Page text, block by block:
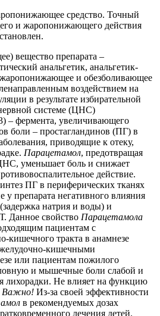
средство. Точный
и жаропонижающего действия
вещество препарата –
анальгетик, анальгетик-
жаропонижающее и обезболивающее
воздействием на
в результате избирательной
системе (ЦНС)
– фермента, увеличивающего
боли – простагландинов (ПГ) в
приводящие к отеку,
Парацетамол, предотвращая
уменьшает боль и снижает
действие.
ПГ в периферических тканях
у препарата негативного влияния
натрия и воды) и
Данное свойство Парацетамола
пациентам с
кишечного тракта в анамнезе
кишечными
или пациентам пожилого
и мышечные боли слабой и
лихорадки. Не влияет на функцию
Важно! Из-за своей эффективности
в рекомендуемых дозах
лечения детей.